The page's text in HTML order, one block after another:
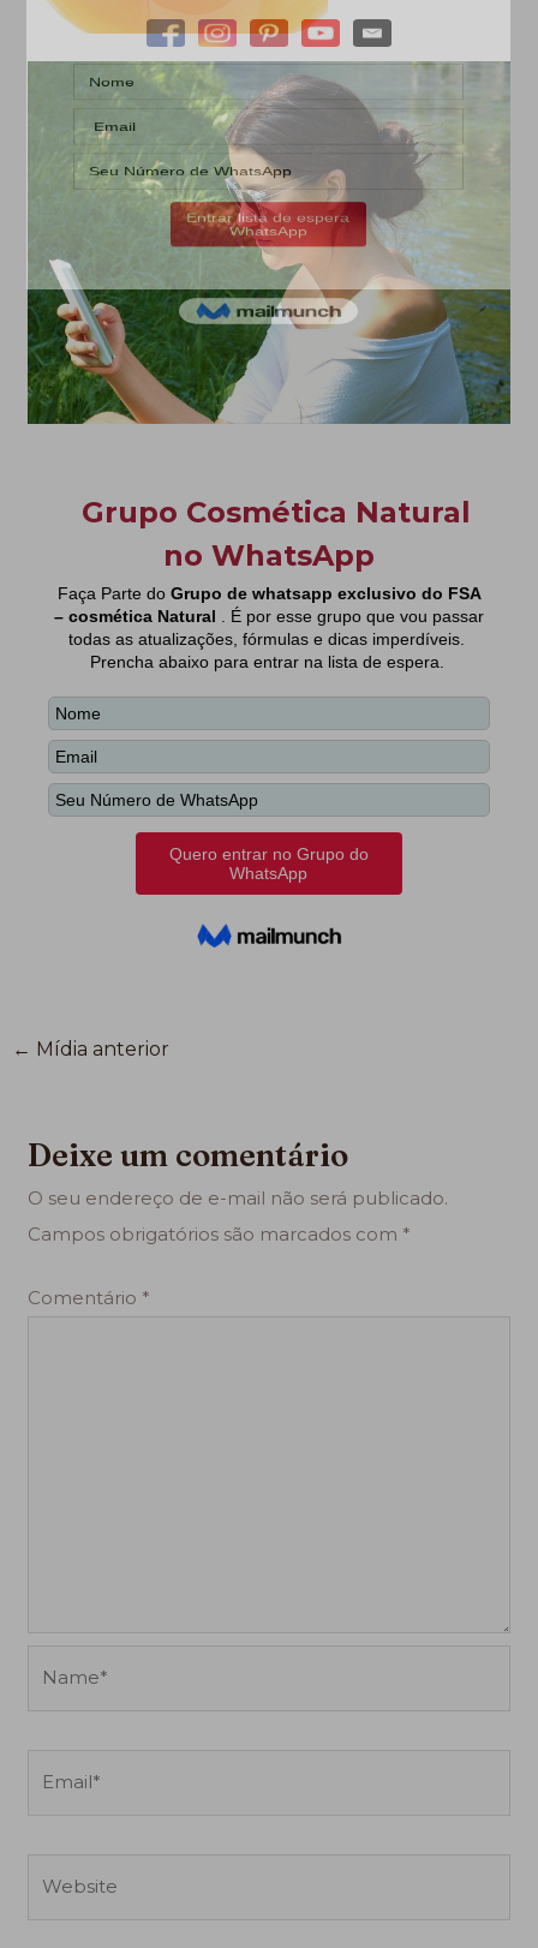
← Mídia anterior
Deixe um comentário
O seu endereço de e-mail não será publicado.
Campos obrigatórios são marcados com *
Comentário *